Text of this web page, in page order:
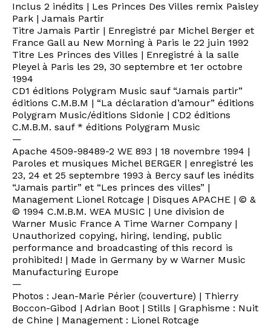
Inclus 2 inédits | Les Princes Des Villes remix Paisley
Park | Jamais Partir
Titre Jamais Partir | Enregistré par Michel Berger et
France Gall au New Morning à Paris le 22 juin 1992
Titre Les Princes des Villes | Enregistré à la salle
Pleyel à Paris les 29, 30 septembre et 1er octobre
1994
CD1 éditions Polygram Music sauf “Jamais partir”
éditions C.M.B.M | “La déclaration d’amour” éditions
Polygram Music/éditions Sidonie | CD2 éditions
C.M.B.M. sauf * éditions Polygram Music
—
Apache 4509-98489-2 WE 893 | 18 novembre 1994 |
Paroles et musiques Michel BERGER | enregistré les
23, 24 et 25 septembre 1993 à Bercy sauf les inédits
“Jamais partir” et “Les princes des villes” |
Management Lionel Rotcage | Disques APACHE | © &
© 1994 C.M.B.M. WEA MUSIC | Une division de
Warner Music France A Time Warner Company |
Unauthorized copying, hiring, lending, public
performance and broadcasting of this record is
prohibited! | Made in Germany by w Warner Music
Manufacturing Europe
—
Photos : Jean-Marie Périer (couverture) | Thierry
Boccon-Gibod | Adrian Boot | Stills | Graphisme : Nuit
de Chine | Management : Lionel Rotcage